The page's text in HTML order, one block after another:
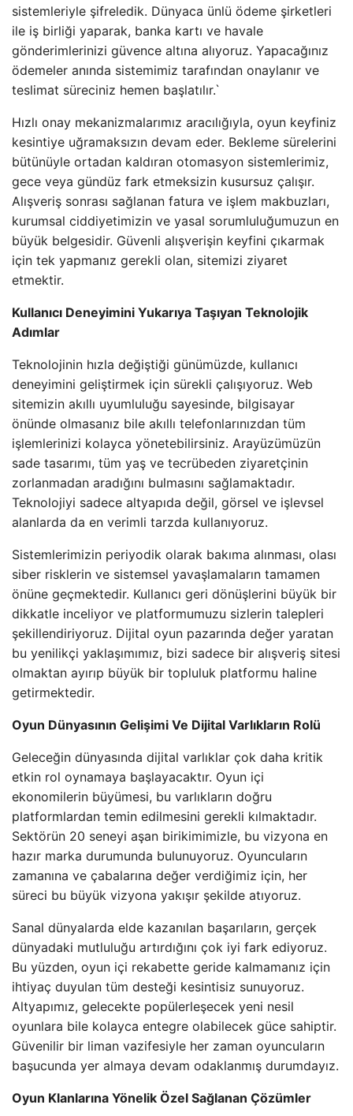
sistemleriyle şifreledik. Dünyaca ünlü ödeme şirketleri
ile iş birliği yaparak, banka kartı ve havale
gönderimlerinizi güvence altına alıyoruz. Yapacağınız
ödemeler anında sistemimiz tarafından onaylanır ve
teslimat süreciniz hemen başlatılır.`
Hızlı onay mekanizmalarımız aracılığıyla, oyun keyfiniz
kesintiye uğramaksızın devam eder. Bekleme sürelerini
bütünüyle ortadan kaldıran otomasyon sistemlerimiz,
gece veya gündüz fark etmeksizin kusursuz çalışır.
Alışveriş sonrası sağlanan fatura ve işlem makbuzları,
kurumsal ciddiyetimizin ve yasal sorumluluğumuzun en
büyük belgesidir. Güvenli alışverişin keyfini çıkarmak
için tek yapmanız gerekli olan, sitemizi ziyaret
etmektir.
Kullanıcı Deneyimini Yukarıya Taşıyan Teknolojik
Adımlar
Teknolojinin hızla değiştiği günümüzde, kullanıcı
deneyimini geliştirmek için sürekli çalışıyoruz. Web
sitemizin akıllı uyumluluğu sayesinde, bilgisayar
önünde olmasanız bile akıllı telefonlarınızdan tüm
işlemlerinizi kolayca yönetebilirsiniz. Arayüzümüzün
sade tasarımı, tüm yaş ve tecrübeden ziyaretçinin
zorlanmadan aradığını bulmasını sağlamaktadır.
Teknolojiyi sadece altyapıda değil, görsel ve işlevsel
alanlarda da en verimli tarzda kullanıyoruz.
Sistemlerimizin periyodik olarak bakıma alınması, olası
siber risklerin ve sistemsel yavaşlamaların tamamen
önüne geçmektedir. Kullanıcı geri dönüşlerini büyük bir
dikkatle inceliyor ve platformumuzu sizlerin talepleri
şekillendiriyoruz. Dijital oyun pazarında değer yaratan
bu yenilikçi yaklaşımımız, bizi sadece bir alışveriş sitesi
olmaktan ayırıp büyük bir topluluk platformu haline
getirmektedir.
Oyun Dünyasının Gelişimi Ve Dijital Varlıkların Rolü
Geleceğin dünyasında dijital varlıklar çok daha kritik
etkin rol oynamaya başlayacaktır. Oyun içi
ekonomilerin büyümesi, bu varlıkların doğru
platformlardan temin edilmesini gerekli kılmaktadır.
Sektörün 20 seneyi aşan birikimimizle, bu vizyona en
hazır marka durumunda bulunuyoruz. Oyuncuların
zamanına ve çabalarına değer verdiğimiz için, her
süreci bu büyük vizyona yakışır şekilde atıyoruz.
Sanal dünyalarda elde kazanılan başarıların, gerçek
dünyadaki mutluluğu artırdığını çok iyi fark ediyoruz.
Bu yüzden, oyun içi rekabette geride kalmamanız için
ihtiyaç duyulan tüm desteği kesintisiz sunuyoruz.
Altyapımız, gelecekte popülerleşecek yeni nesil
oyunlara bile kolayca entegre olabilecek güce sahiptir.
Güvenilir bir liman vazifesiyle her zaman oyuncuların
başucunda yer almaya devam odaklanmış durumdayız.
Oyun Klanlarına Yönelik Özel Sağlanan Çözümler